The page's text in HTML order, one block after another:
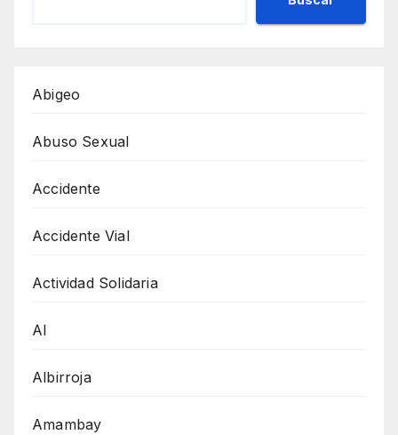
Abigeo
Abuso Sexual
Accidente
Accidente Vial
Actividad Solidaria
AI
Albirroja
Amambay